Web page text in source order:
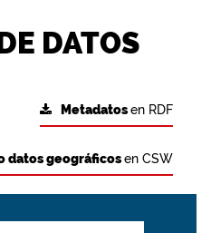
DATOS
Metadatosen RDF
datos geográficosen CSW